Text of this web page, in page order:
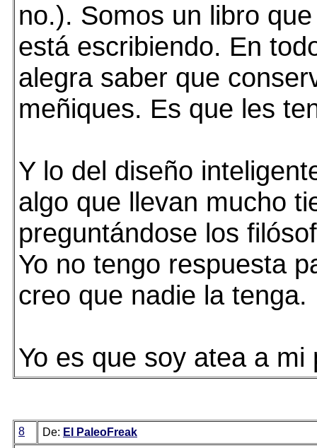
no.). Somos un libro
está escribiendo. En
alegra saber que
meñiques. Es que les
Y lo del diseño
algo que llevan mucho
preguntándose los
Yo no tengo respuesta
creo que nadie la tenga.
Yo es que soy atea a mi
8 De: El PaleoFreak